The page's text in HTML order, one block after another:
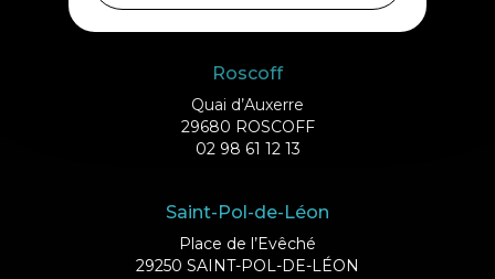
02 98 61 75 70
Roscoff
Quai d’Auxerre
29680 ROSCOFF
02 98 61 12 13
Saint-Pol-de-Léon
Place de l’Evêché
29250 SAINT-POL-DE-LÉON